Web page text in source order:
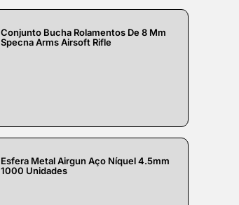
Conjunto Bucha Rolamentos De 8 Mm
Specna Arms Airsoft Rifle
Esfera Metal Airgun Aço Níquel 4.5mm
1000 Unidades